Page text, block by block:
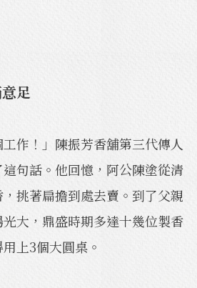
足
工作！」陳振芳香舖第三代傳人
句話。他回憶，阿公陳塗從清
挑著扁擔到處去賣。到了父親
大，鼎盛時期多達十幾位製香
上3個大圓桌。